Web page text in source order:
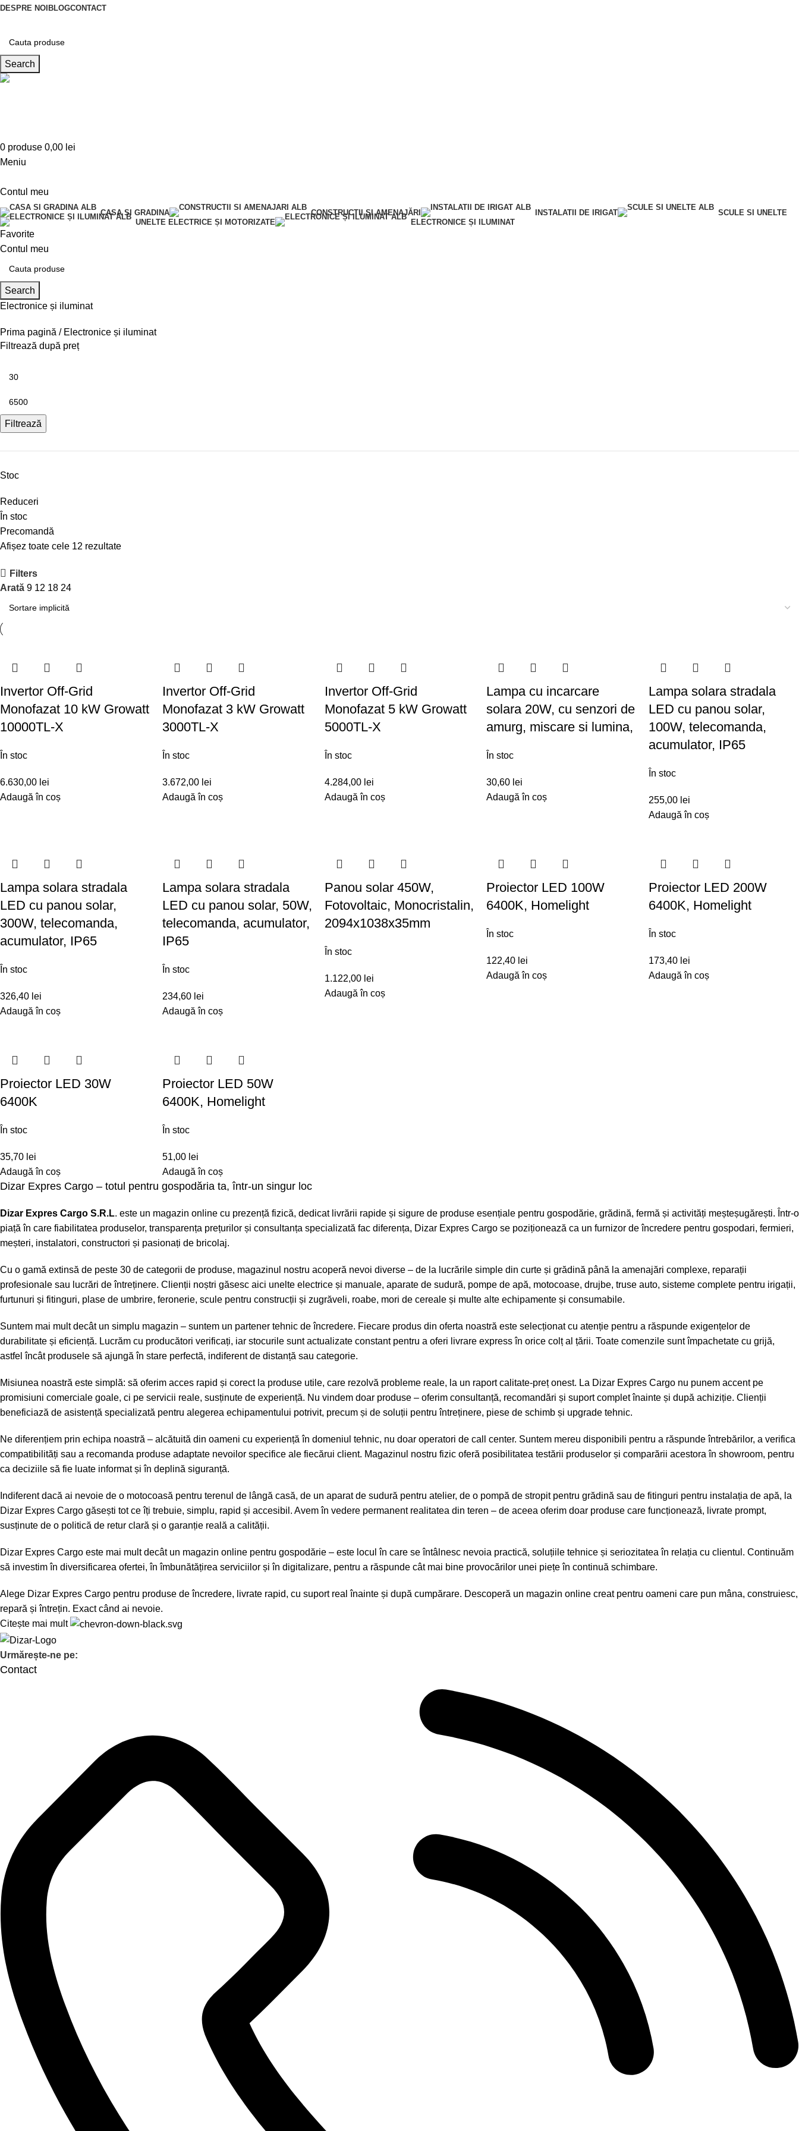
DESPRE NOI BLOGCONTACT
Search
0 produse 0,00 lei
Meniu
Contul meu
CASA SI GRADINA CONSTRUCȚII ȘI AMENAJĂRI INSTALATII DE IRIGAT
SCULE SI UNELTE
UNELTE ELECTRICE ȘI MOTORIZATE
ELECTRONICE ȘI ILUMINAT
Favorite
Contul meu
Search
Electronice și iluminat
Prima pagină
Electronice și iluminat
Filtrează după preț
Filtrează
Stoc
Reduceri
În stoc
Precomandă
Afișez toate cele 12 rezultate
Filters
Arată 9 12 18 24
Invertor Off-Grid
Monofazat 10 kW Growatt
10000TL-X
În stoc
6.630,00 lei
Adaugă în coș
Invertor Off-Grid
Monofazat 3 kW Growatt
3000TL-X
În stoc
3.672,00 lei
Adaugă în coș
Invertor Off-Grid
Monofazat 5 kW Growatt
5000TL-X
În stoc
4.284,00 lei
Adaugă în coș
Lampa cu incarcare
solara 20W, cu senzori de
amurg, miscare si lumina,
În stoc
30,60 lei
Adaugă în coș
Lampa solara stradala
LED cu panou solar,
100W, telecomanda,
acumulator, IP65
În stoc
255,00 lei
Adaugă în coș
Lampa solara stradala
LED cu panou solar,
300W, telecomanda,
acumulator, IP65
În stoc
326,40 lei
Adaugă în coș
Lampa solara stradala
LED cu panou solar, 50W,
telecomanda, acumulator,
IP65
În stoc
234,60 lei
Adaugă în coș
Panou solar 450W,
Fotovoltaic, Monocristalin,
2094x1038x35mm
În stoc
1.122,00 lei
Adaugă în coș
Proiector LED 100W
6400K, Homelight
În stoc
122,40 lei
Adaugă în coș
Proiector LED 200W
6400K, Homelight
În stoc
173,40 lei
Adaugă în coș
Proiector LED 30W
6400K
În stoc
35,70 lei
Adaugă în coș
Proiector LED 50W
6400K, Homelight
În stoc
51,00 lei
Adaugă în coș
Dizar Expres Cargo – totul pentru gospodăria ta, într-un singur loc
Dizar Expres Cargo S.R.L. este un magazin online cu prezență fizică, dedicat livrării rapide și sigure de produse esențiale pentru gospodărie, grădină, fermă și activități meșteșugărești. Într-o
piață în care fiabilitatea produselor, transparența prețurilor și consultanța specializată fac diferența, Dizar Expres Cargo se poziționează ca un furnizor de încredere pentru gospodari, fermieri,
meșteri, instalatori, constructori și pasionați de bricolaj.
Cu o gamă extinsă de peste 30 de categorii de produse, magazinul nostru acoperă nevoi diverse – de la lucrările simple din curte și grădină până la amenajări complexe, reparații
profesionale sau lucrări de întreținere. Clienții noștri găsesc aici unelte electrice și manuale, aparate de sudură, pompe de apă, motocoase, drujbe, truse auto, sisteme complete pentru irigații,
furtunuri și fitinguri, plase de umbrire, feronerie, scule pentru construcții și zugrăveli, roabe, mori de cereale și multe alte echipamente și consumabile.
Suntem mai mult decât un simplu magazin – suntem un partener tehnic de încredere. Fiecare produs din oferta noastră este selecționat cu atenție pentru a răspunde exigențelor de
durabilitate și eficiență. Lucrăm cu producători verificați, iar stocurile sunt actualizate constant pentru a oferi livrare express în orice colț al țării. Toate comenzile sunt împachetate cu grijă,
astfel încât produsele să ajungă în stare perfectă, indiferent de distanță sau categorie.
Misiunea noastră este simplă: să oferim acces rapid și corect la produse utile, care rezolvă probleme reale, la un raport calitate-preț onest. La Dizar Expres Cargo nu punem accent pe
promisiuni comerciale goale, ci pe servicii reale, susținute de experiență. Nu vindem doar produse – oferim consultanță, recomandări și suport complet înainte și după achiziție. Clienții
beneficiază de asistență specializată pentru alegerea echipamentului potrivit, precum și de soluții pentru întreținere, piese de schimb și upgrade tehnic.
Ne diferențiem prin echipa noastră – alcătuită din oameni cu experiență în domeniul tehnic, nu doar operatori de call center. Suntem mereu disponibili pentru a răspunde întrebărilor, a verifica
compatibilități sau a recomanda produse adaptate nevoilor specifice ale fiecărui client. Magazinul nostru fizic oferă posibilitatea testării produselor și comparării acestora în showroom, pentru
ca deciziile să fie luate informat și în deplină siguranță.
Indiferent dacă ai nevoie de o motocoasă pentru terenul de lângă casă, de un aparat de sudură pentru atelier, de o pompă de stropit pentru grădină sau de fitinguri pentru instalația de apă, la
Dizar Expres Cargo găsești tot ce îți trebuie, simplu, rapid și accesibil. Avem în vedere permanent realitatea din teren – de aceea oferim doar produse care funcționează, livrate prompt,
susținute de o politică de retur clară și o garanție reală a calității.
Dizar Expres Cargo este mai mult decât un magazin online pentru gospodărie – este locul în care se întâlnesc nevoia practică, soluțiile tehnice și seriozitatea în relația cu clientul. Continuăm
să investim în diversificarea ofertei, în îmbunătățirea serviciilor și în digitalizare, pentru a răspunde cât mai bine provocărilor unei piețe în continuă schimbare.
Alege Dizar Expres Cargo pentru produse de încredere, livrate rapid, cu suport real înainte și după cumpărare. Descoperă un magazin online creat pentru oameni care pun mâna, construiesc,
repară și întrețin. Exact când ai nevoie.
Citește mai mult
Urmărește-ne pe:
Contact